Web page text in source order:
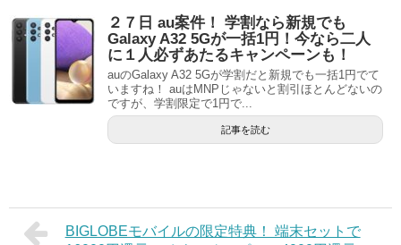
２７日 au案件！ 学割なら新規でも
Galaxy A32 5Gが一括1円！今なら二人
に１人必ずあたるキャンペーンも！
auのGalaxy A32 5Gが学割だと新規でも一括1円でて
いますね！ auはMNPじゃないと割引ほとんどないの
ですが、学割限定で1円で...
記事を読む
BIGLOBEモバイルの限定特典！ 端末セットで